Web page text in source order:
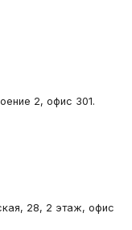
2, офис 301.
28, 2 этаж, офис